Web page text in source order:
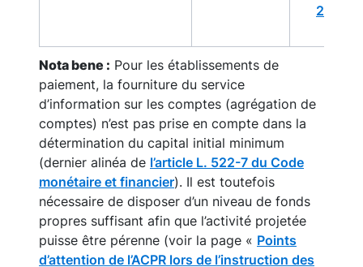
2017
Nota bene : Pour les établissements de
paiement, la fourniture du service
d’information sur les comptes (agrégation de
comptes) n’est pas prise en compte dans la
détermination du capital initial minimum
(dernier alinéa de l’article L. 522-7 du Code
monétaire et financier). Il est toutefois
nécessaire de disposer d’un niveau de fonds
propres suffisant afin que l’activité projetée
puisse être pérenne (voir la page « Points
d’attention de l’ACPR lors de l’instruction des